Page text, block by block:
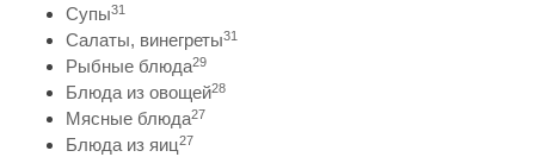
Супы31
Салаты, винегреты31
Рыбные блюда29
Блюда из овощей28
Мясные блюда27
Блюда из яиц27